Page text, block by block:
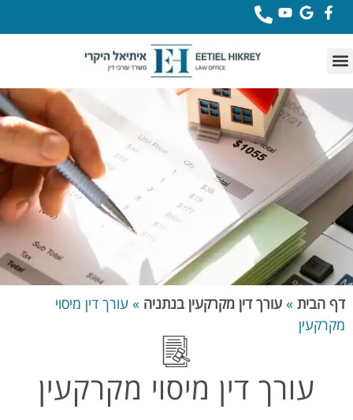
לתוכן
דף הבית » עורך דין מקרקעין בנתניה » עורך דין מיסוי
מקרקעין
עורך דין מיסוי מקרקעין